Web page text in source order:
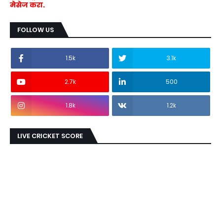
मेसेज करा.
FOLLOW US
1.5k 3.1k
2.7k 500
1.8k 1.2k
LIVE CRICKET SCORE